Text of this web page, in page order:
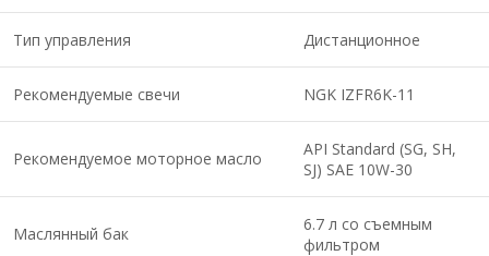
Тип управления Дистанционное
Рекомендуемые свечи NGK IZFR6K-11
Рекомендуемое моторное масло
API Standard (SG, SH,
SJ) SAE 10W-30
Маслянный бак
6.7 л со съемным
фильтром